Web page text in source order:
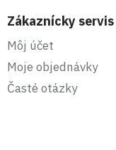
Zákaznícky servis
Môj účet
Moje objednávky
Časté otázky